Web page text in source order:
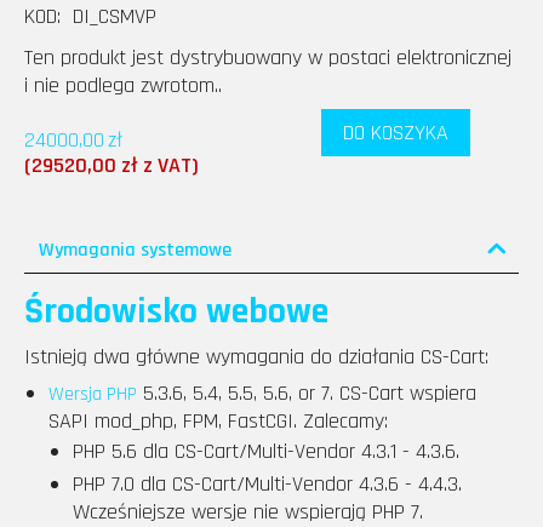
KOD: DI_CSMVP
Ten produkt jest dystrybuowany w postaci elektronicznej
i nie podlega zwrotom..
24000,00zł
(29520,00 zł z VAT)
DO KOSZYKA
Wymagania systemowe
Środowisko webowe
Istnieją dwa główne wymagania do działania CS-Cart:
Wersja PHP 5.3.6, 5.4, 5.5, 5.6, or 7. CS-Cart wspiera
SAPI mod_php, FPM, FastCGI. Zalecamy:
PHP 5.6 dla CS-Cart/Multi-Vendor 4.3.1 - 4.3.6.
PHP 7.0 dla CS-Cart/Multi-Vendor 4.3.6 - 4.4.3.
Wcześniejsze wersje nie wspierają PHP 7.